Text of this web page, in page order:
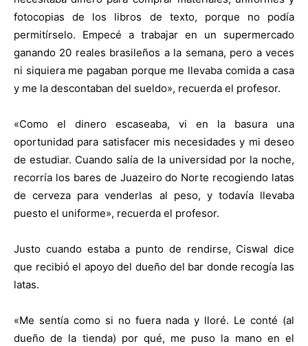
fotocopias de los libros de texto, porque no podía
permitírselo. Empecé a trabajar en un supermercado
ganando 20 reales brasileños a la semana, pero a veces
ni siquiera me pagaban porque me llevaba comida a casa
y me la descontaban del sueldo», recuerda el profesor.
«Como el dinero escaseaba, vi en la basura una
oportunidad para satisfacer mis necesidades y mi deseo
de estudiar. Cuando salía de la universidad por la noche,
recorría los bares de Juazeiro do Norte recogiendo latas
de cerveza para venderlas al peso, y todavía llevaba
puesto el uniforme», recuerda el profesor.
Justo cuando estaba a punto de rendirse, Ciswal dice
que recibió el apoyo del dueño del bar donde recogía las
latas.
«Me sentía como si no fuera nada y lloré. Le conté (al
dueño de la tienda) por qué, me puso la mano en el